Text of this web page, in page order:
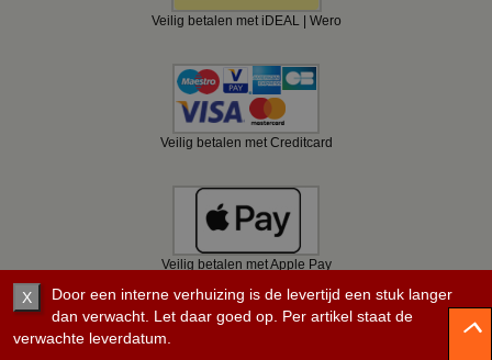
Veilig betalen met iDEAL | Wero
Veilig betalen met Creditcard
Veilig betalen met Apple Pay
X
Door een interne verhuizing is de levertijd een stuk langer
dan verwacht. Let daar goed op. Per artikel staat de
verwachte leverdatum.